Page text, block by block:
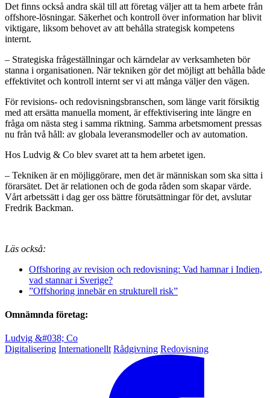
Det finns också andra skäl till att företag väljer att ta hem arbete från
offshore-lösningar. Säkerhet och kontroll över information har blivit
viktigare, liksom behovet av att behålla strategisk kompetens
internt.
– Strategiska frågeställningar och kärndelar av verksamheten bör
stanna i organisationen. När tekniken gör det möjligt att behålla både
effektivitet och kontroll internt ser vi att många väljer den vägen.
För revisions- och redovisningsbranschen, som länge varit försiktig
med att ersätta manuella moment, är effektivisering inte längre en
fråga om nästa steg i samma riktning. Samma arbetsmoment pressas
nu från två håll: av globala leveransmodeller och av automation.
Hos Ludvig & Co blev svaret att ta hem arbetet igen.
– Tekniken är en möjliggörare, men det är människan som ska sitta i
förarsätet. Det är relationen och de goda råden som skapar värde.
Vårt arbetssätt i dag ger oss bättre förutsättningar för det, avslutar
Fredrik Backman.
Läs också:
Offshoring av revision och redovisning: Vad hamnar i Indien,
vad stannar i Sverige?
”Offshoring innebär en strukturell risk”
Omnämnda företag:
Ludvig &#038; Co
Digitalisering Internationellt Rådgivning Redovisning